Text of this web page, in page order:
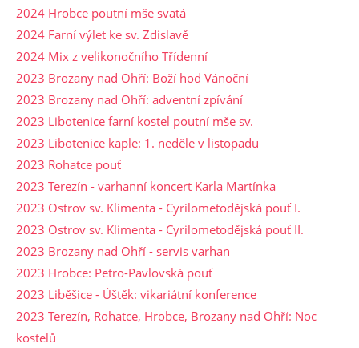
2024 Hrobce poutní mše svatá
2024 Farní výlet ke sv. Zdislavě
2024 Mix z velikonočního Třídenní
2023 Brozany nad Ohří: Boží hod Vánoční
2023 Brozany nad Ohří: adventní zpívání
2023 Libotenice farní kostel poutní mše sv.
2023 Libotenice kaple: 1. neděle v listopadu
2023 Rohatce pouť
2023 Terezín - varhanní koncert Karla Martínka
2023 Ostrov sv. Klimenta - Cyrilometodějská pouť I.
2023 Ostrov sv. Klimenta - Cyrilometodějská pouť II.
2023 Brozany nad Ohří - servis varhan
2023 Hrobce: Petro-Pavlovská pouť
2023 Liběšice - Úštěk: vikariátní konference
2023 Terezín, Rohatce, Hrobce, Brozany nad Ohří: Noc
kostelů